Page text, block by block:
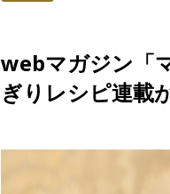
webマガジン「
ぎりレシピ連載